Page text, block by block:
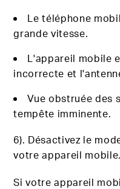
Le téléphone
grande vitesse.
L'appareil mobile
incorrecte et
Vue obstruée des
tempête imminente.
6). Désactivez le
votre appareil mobile.
Si votre appareil